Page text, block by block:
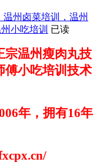
州卤菜培训，温州
小吃培训 已读
宗温州瘦肉丸技
傅小吃培训技术
年，拥有16年